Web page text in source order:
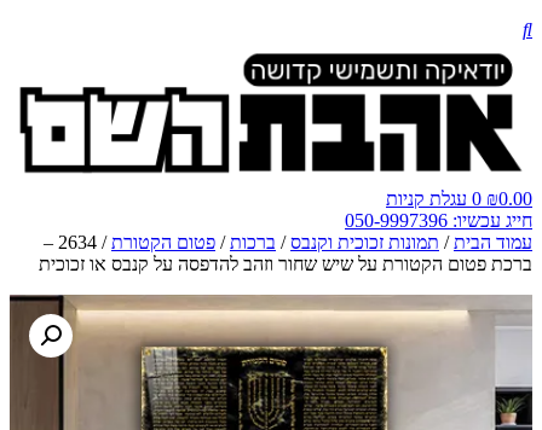
₪0.00
0 עגלת קניות
חייג עכשיו: 050-9997396
עמוד הבית/ תמונות זכוכית וקנבס/ ברכות/ פטום הקטורת
/ 2634 –
ברכת פטום הקטורת על שיש שחור וזהב להדפסה על קנבס או זכוכית